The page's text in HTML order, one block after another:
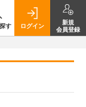
す ログイン
新規
会員登録